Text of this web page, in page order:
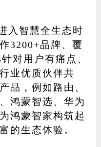
入智慧全生态时
3200+品牌、覆
对用户有痛点、
业优质伙伴共
品，例如路由、
鸿蒙智选、华为
鸿蒙智家构筑起
的生态体验。